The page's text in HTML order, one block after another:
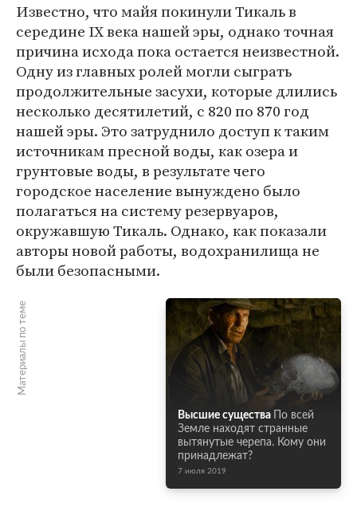
Известно, что майя покинули Тикаль в
середине IX века нашей эры, однако точная
причина исхода пока остается неизвестной.
Одну из главных ролей могли сыграть
продолжительные засухи, которые длились
несколько десятилетий, с 820 по 870 год
нашей эры. Это затруднило доступ к таким
источникам пресной воды, как озера и
грунтовые воды, в результате чего
городское население вынуждено было
полагаться на систему резервуаров,
окружавшую Тикаль. Однако, как показали
авторы новой работы, водохранилища не
были безопасными.
Материалы по теме
Высшие существа
По всей
Земле находят странные
вытянутые черепа. Кому они
принадлежат?
7 июля 2019